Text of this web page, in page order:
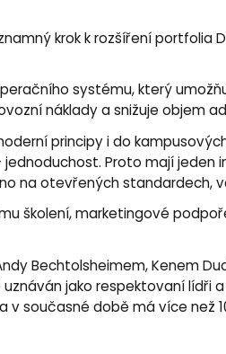
krok k rozšíření portfolia
systému, který
náklady a snižuje objem
principy i do
Proto mají jeden
na otevřených standardech,
školení, marketingové
Bechtolsheimem, Kenem
jako respektovaní lídři
v současné době má více